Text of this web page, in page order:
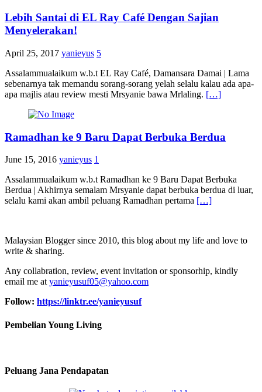
Lebih Santai di EL Ray Café Dengan Sajian
Menyelerakan!
April 25, 2017 yanieyus 5
Assalammualaikum w.b.t EL Ray Café, Damansara Damai | Lama
sebenarnya tak memandu sorang-sorang yelah selalu kalau ada apa-
apa majlis atau review mesti Mrsyanie bawa Mrlaling. […]
Ramadhan ke 9 Baru Dapat Berbuka Berdua
June 15, 2016 yanieyus 1
Assalammualaikum w.b.t Ramadhan ke 9 Baru Dapat Berbuka
Berdua | Akhirnya semalam Mrsyanie dapat berbuka berdua di luar,
selalu kami akan ambil peluang Ramadhan pertama […]
Malaysian Blogger since 2010, this blog about my life and love to
write & sharing.
Any collabration, review, event invitation or sponsorhip, kindly
email me at yanieyusuf05@yahoo.com
Follow: https://linktr.ee/yanieyusuf
Pembelian Young Living
Peluang Jana Pendapatan